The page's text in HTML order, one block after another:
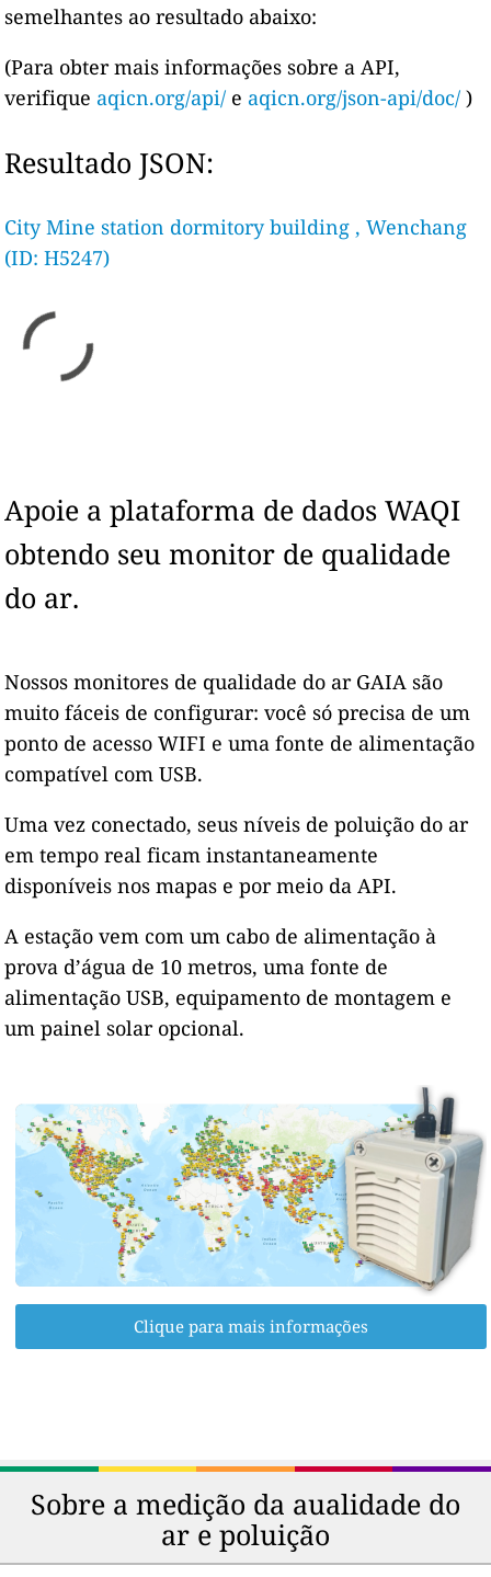
semelhantes ao resultado abaixo:
(Para obter mais informações sobre a API,
verifique aqicn.org/api/ e aqicn.org/json-api/doc/ )
Resultado JSON:
City Mine station dormitory building , Wenchang
(ID: H5247)
Apoie a plataforma de dados WAQI
obtendo seu monitor de qualidade
do ar.
Nossos monitores de qualidade do ar GAIA são
muito fáceis de configurar: você só precisa de um
ponto de acesso WIFI e uma fonte de alimentação
compatível com USB.
Uma vez conectado, seus níveis de poluição do ar
em tempo real ficam instantaneamente
disponíveis nos mapas e por meio da API.
A estação vem com um cabo de alimentação à
prova d’água de 10 metros, uma fonte de
alimentação USB, equipamento de montagem e
um painel solar opcional.
Clique para mais informações
Sobre a medição da aualidade do
ar e poluição